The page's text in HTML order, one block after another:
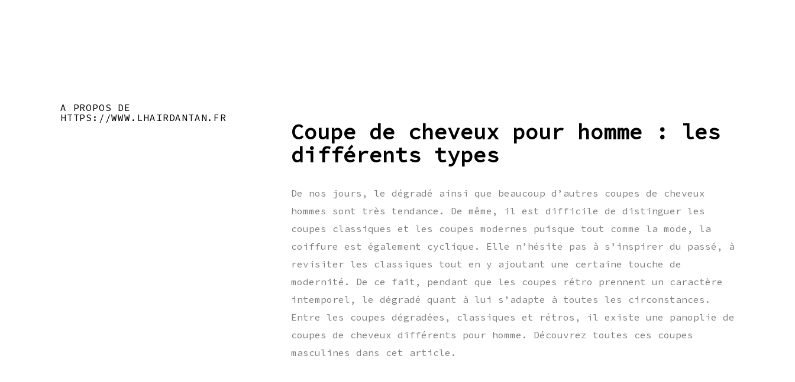
A PROPOS DE
HTTPS://WWW.LHAIRDANTAN.FR
Coupe de cheveux pour homme : les
différents types
De nos jours, le dégradé ainsi que beaucoup d’autres coupes de cheveux
hommes sont très tendance. De même, il est difficile de distinguer les
coupes classiques et les coupes modernes puisque tout comme la mode, la
coiffure est également cyclique. Elle n’hésite pas à s’inspirer du passé, à
revisiter les classiques tout en y ajoutant une certaine touche de
modernité. De ce fait, pendant que les coupes rétro prennent un caractère
intemporel, le dégradé quant à lui s’adapte à toutes les circonstances.
Entre les coupes dégradées, classiques et rétros, il existe une panoplie de
coupes de cheveux différents pour homme. Découvrez toutes ces coupes
masculines dans cet article.